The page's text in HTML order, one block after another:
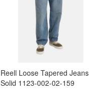
Reell Loose Tapered Jeans
Solid 1123-002-02-159